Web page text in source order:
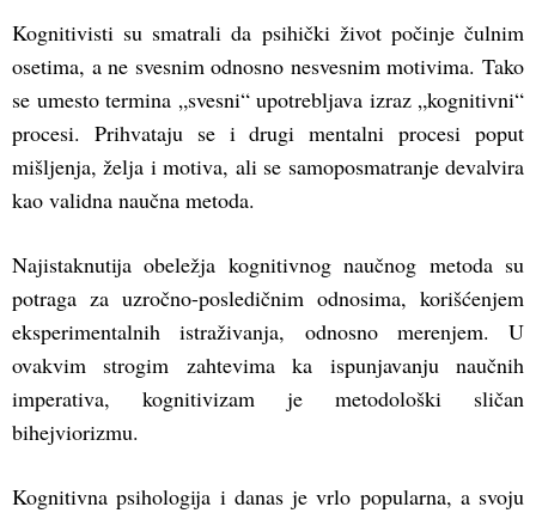
Kognitivisti su smatrali da psihički život počinje čulnim
osetima, a ne svesnim odnosno nesvesnim motivima. Tako
se umesto termina „svesni“ upotrebljava izraz „kognitivni“
procesi. Prihvataju se i drugi mentalni procesi poput
mišljenja, želja i motiva, ali se samoposmatranje devalvira
kao validna naučna metoda.
Najistaknutija obeležja kognitivnog naučnog metoda su
potraga za uzročno-posledičnim odnosima, korišćenjem
eksperimentalnih istraživanja, odnosno merenjem. U
ovakvim strogim zahtevima ka ispunjavanju naučnih
imperativa, kognitivizam je metodološki sličan
bihejviorizmu.
Kognitivna psihologija i danas je vrlo popularna, a svoju